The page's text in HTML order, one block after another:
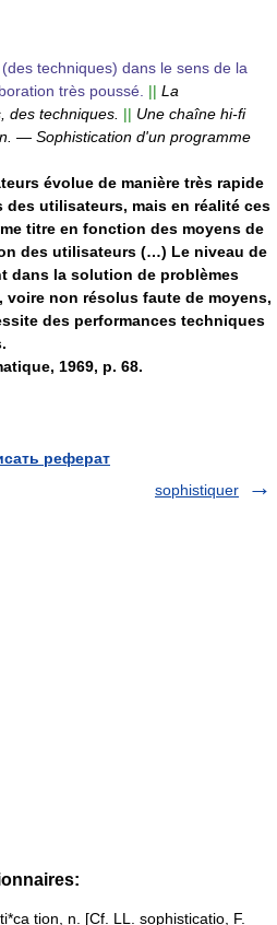
techniques) dans le sens de la
très poussé. || La
des techniques. || Une chaîne hi-fi
— Sophistication d'un programme
évolue de manière très rapide
utilisateurs, mais en réalité ces
titre en fonction des moyens de
des utilisateurs (…) Le niveau de
dans la solution de problèmes
voire non résolus faute de moyens,
des performances techniques
1969, p. 68.
реферат
sophistiquer
tion, n. [Cf. LL. sophisticatio, F.